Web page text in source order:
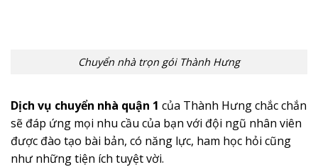
Chuyển nhà trọn gói Thành Hưng
Dịch vụ chuyển nhà quận 1 của Thành Hưng chắc chắn
sẽ đáp ứng mọi nhu cầu của bạn với đội ngũ nhân viên
được đào tạo bài bản, có năng lực, ham học hỏi cũng
như những tiện ích tuyệt vời.